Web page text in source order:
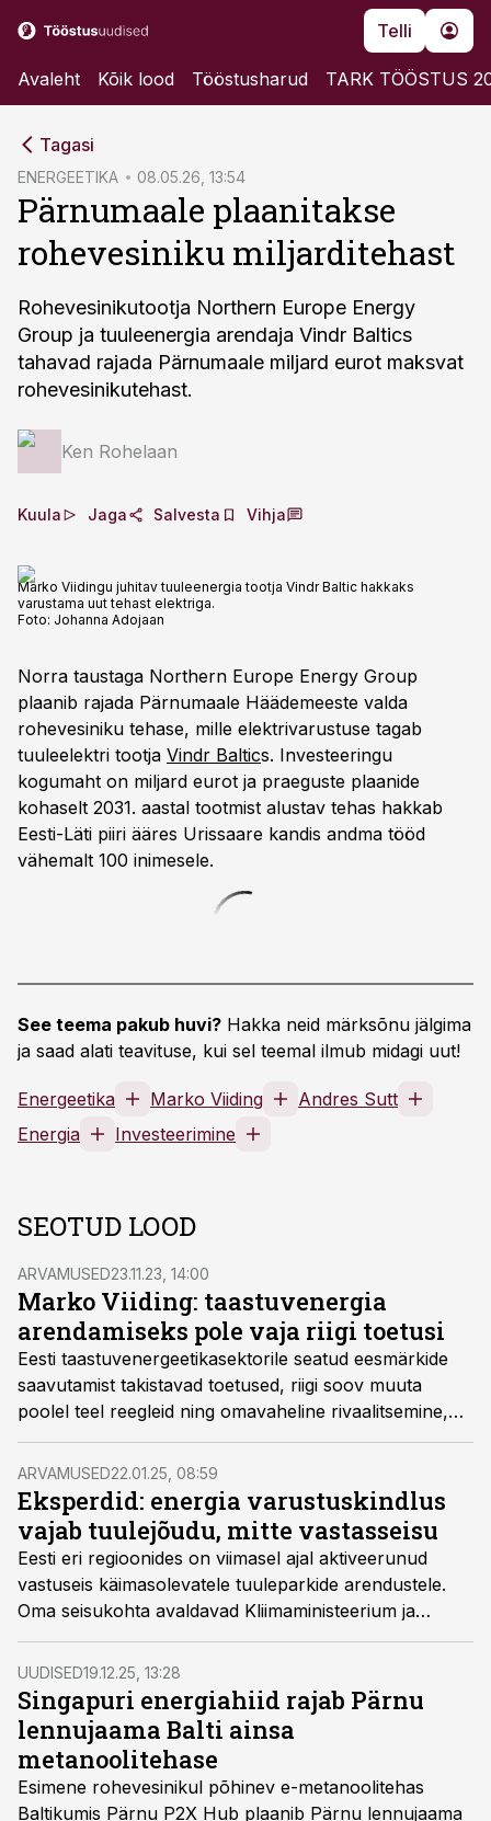
Telli
Avaleht Kõik lood Tööstusharud TARK TÖÖSTUS
Tagasi
ENERGEETIKA 08.05.26, 13:54
Pärnumaale plaanitakse
rohevesiniku miljarditehast
Rohevesinikutootja Northern Europe Energy
Group ja tuuleenergia arendaja Vindr Baltics
tahavad rajada Pärnumaale miljard eurot maksvat
rohevesinikutehast.
Ken Rohelaan
Kuula Jaga Salvesta Vihja
Marko Viidingu juhitav tuuleenergia tootja Vindr Baltic hakkaks
varustama uut tehast elektriga.
Foto: Johanna Adojaan
Norra taustaga Northern Europe Energy Group
plaanib rajada Pärnumaale Häädemeeste valda
rohevesiniku tehase, mille elektrivarustuse tagab
tuuleelektri tootja Vindr Baltics. Investeeringu
kogumaht on miljard eurot ja praeguste plaanide
kohaselt 2031. aastal tootmist alustav tehas hakkab
Eesti-Läti piiri ääres Urissaare kandis andma tööd
vähemalt 100 inimesele.
See teema pakub huvi? Hakka neid märksõnu jälgima
ja saad alati teavituse, kui sel teemal ilmub midagi uut!
Energeetika Marko Viiding
Andres Sutt
Energia
Investeerimine
SEOTUD LOOD
ARVAMUSED23.11.23, 14:00
Marko Viiding: taastuvenergia
arendamiseks pole vaja riigi toetusi
Eesti taastuvenergeetikasektorile seatud eesmärkide
saavutamist takistavad toetused, riigi soov muuta
poolel teel reegleid ning omavaheline rivaalitsemine,
kirjutab VINDR Baltic juhatuse esimees Marko Viiding.
ARVAMUSED22.01.25, 08:59
Eksperdid: energia varustuskindlus
vajab tuulejõudu, mitte vastasseisu
Eesti eri regioonides on viimasel ajal aktiveerunud
vastuseis käimasolevatele tuuleparkide arendustele.
Oma seisukohta avaldavad Kliimaministeerium ja
tuuleparkide arendaja Vindr Baltic.
UUDISED19.12.25, 13:28
Singapuri energiahiid rajab Pärnu
lennujaama Balti ainsa
metanoolitehase
Esimene rohevesinikul põhinev e-metanoolitehas
Baltikumis Pärnu P2X Hub plaanib Pärnu lennujaama